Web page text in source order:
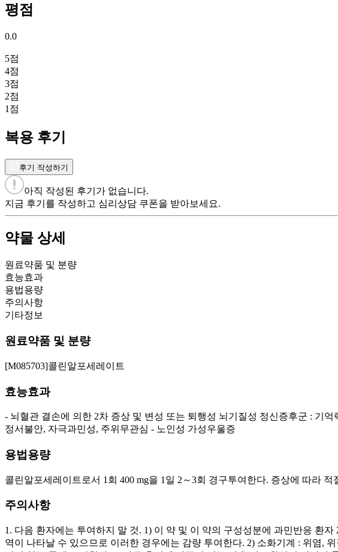
평점
0.0
5점
4점
3점
2점
1 점
복용 후기
후기 작성하기
아직 작성된 후기가 없습니다.
지금 후기를 작성하고 심리상담 쿠폰을 받아보세요.
약물 상세
원료약품 및 분량
효능효과
용법용량
주의사항
기타정보
원료약품 및 분량
[M085703]콜린알포세레이트
효능효과
- 뇌혈관 결손에 의한 2차 증상 및 변성 또는 퇴행성 뇌기질성 정신증후군 : 기
정서불안, 자극과민성, 주위무관심 - 노인성 가성우울증
용법용량
콜린알포세레이트로서 1회 400 mg을 1일 2～3회 경구투여한다. 증상에 따라 적
주의사항
1. 다음 환자에는 투여하지 말 것. 1) 이 약 및 이 약의 구성성분에 과민반응 환
역이 나타날 수 있으므로 이러한 경우에는 감량 투여한다. 2) 소화기계 : 위염,